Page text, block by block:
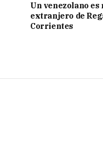
Un venezolano
extranjero de
Corrientes